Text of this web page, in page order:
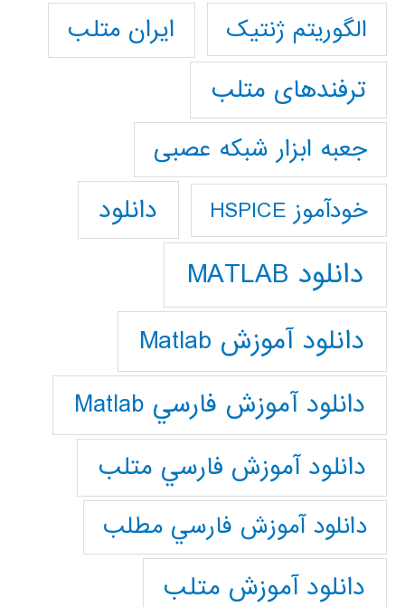
الگوریتم ژنتیک
ایران متلب
ترفندهای متلب
جعبه ابزار شبکه عصبی
خودآموز HSPICE دانلود
دانلود MATLAB
دانلود آموزش Matlab
دانلود آموزش فارسي Matlab
دانلود آموزش فارسي متلب
دانلود آموزش فارسي مطلب
دانلود آموزش متلب